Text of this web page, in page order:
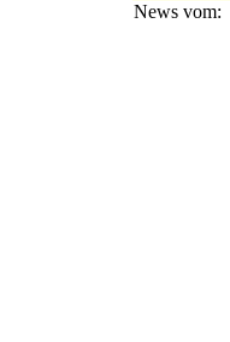
News vom: